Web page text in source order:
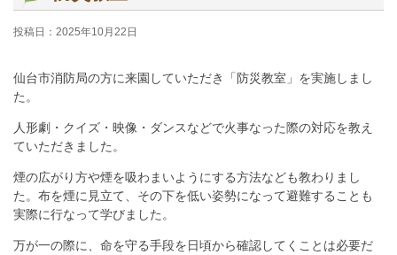
投稿日： 2025年10月22日
仙台市消防局の方に来園していただき「防災教室」を実施しまし
た。
人形劇・クイズ・映像・ダンスなどで火事なった際の対応を教え
ていただきました。
煙の広がり方や煙を吸わまいようにする方法なども教わりまし
た。布を煙に見立て、その下を低い姿勢になって避難することも
実際に行なって学びました。
万が一の際に、命を守る手段を日頃から確認してくことは必要だ